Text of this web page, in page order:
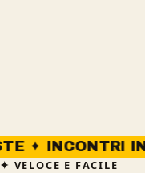
IN
VELOCE E FACILE